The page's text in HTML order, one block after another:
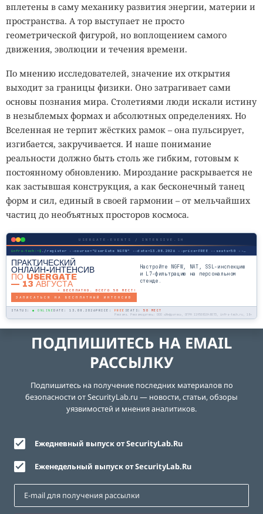
вплетены в саму механику развития энергии, материи и
пространства. А тор выступает не просто
геометрической фигурой, но воплощением самого
движения, эволюции и течения времени.
По мнению исследователей, значение их открытия
выходит за границы физики. Оно затрагивает сами
основы познания мира. Столетиями люди искали истину
в незыблемых формах и абсолютных определениях. Но
Вселенная не терпит жёстких рамок – она пульсирует,
изгибается, закручивается. И наше понимание
реальности должно быть столь же гибким, готовым к
постоянному обновлению. Мироздание раскрывается не
как застывшая конструкция, а как бесконечный танец
форм и сил, единый в своей гармонии – от мельчайших
частиц до необъятных просторов космоса.
USERGATE-EVENTS / INTENSIVE.SH
infra-tech:~$
ПРАКТИЧЕСКИЙ
ОНЛАЙН-ИНТЕНСИВ
ПО USERGATE
— 13 АВГУСТА
Настройте NGFW, NAT, SSL-инспекцию
и L7-фильтрацию на персональном
стенде.
⚡ БЕСПЛАТНО. ВСЕГО 50 МЕСТ!
ЗАПИСАТЬСЯ НА БЕСПЛАТНЫЙ ИНТЕНСИВ
STATUS: ● ONLINEDATE: 13.08.2026PRICE: FREE SEATS: 50 МЕСТ
Реклама. Рекламодатель: ООО «Инфратех», ОГРН 1195081048073, infra-tech.ru, 18+
ПОДПИШИТЕСЬ НА EMAIL
РАССЫЛКУ
Подпишитесь на получение последних материалов по
безопасности от SecurityLab.ru — новости, статьи, обзоры
уязвимостей и мнения аналитиков.
Ежедневный выпуск от SecurityLab.Ru
Еженедельный выпуск от SecurityLab.Ru